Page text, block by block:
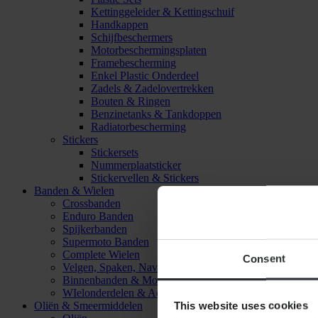
Consent
This website uses cookies
Kettinggeleider & Kettingschuif
Handkappen
Schijfbeschermers
Motorbeschermingsplaten
Framebescherming
Enkel Plastic Onderdeel
Zadels & Zadelovertrekken
Bouten & Ringen
Benzinetanks & Tankdoppen
Radiatorbescherming
Stickers
Stickersets
Nummerplaatsticker
Stickervellen & Stickers
Banden & Wielen
Crossbanden
Enduro Banden
Spijkerbanden
Supermoto Banden
Complete Wielen
Velgen, Spaken, Naven & Lagers
Binnenbanden & Mousses
WIelonderdelen & Accessoires
Oliën & Smeermiddelen